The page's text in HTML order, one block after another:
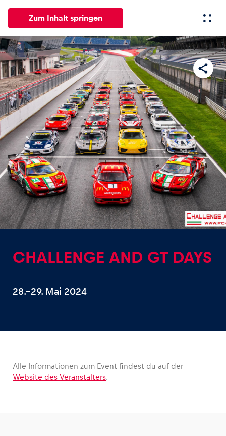
Zum Inhalt springen
Alle News Events Erlebnisse Seiten
News
Alle anzeigen
Events
Alle anzeigen
CHALLENGE AND GT DAYS
28.–29. Mai 2024
Alle Informationen zum Event findest du auf der
Website des Veranstalters.